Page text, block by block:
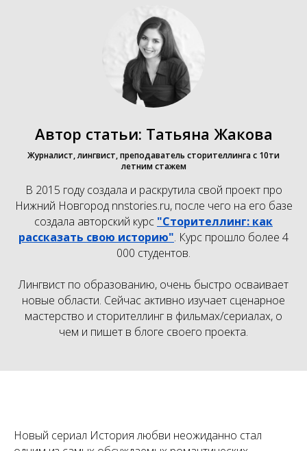
Автор статьи: Татьяна Жакова
Журналист, лингвист, преподаватель сторителлинга с 10ти
летним стажем
В 2015 году создала и раскрутила свой проект про
Нижний Новгород nnstories.ru, после чего на его базе
создала авторский курс "Сторителлинг: как
рассказать свою историю". Курс прошло более 4
000 студентов.
Лингвист по образованию, очень быстро осваивает
новые области. Сейчас активно изучает сценарное
мастерство и сторителлинг в фильмах/сериалах, о
чем и пишет в блоге своего проекта.
Новый сериал История любви неожиданно стал